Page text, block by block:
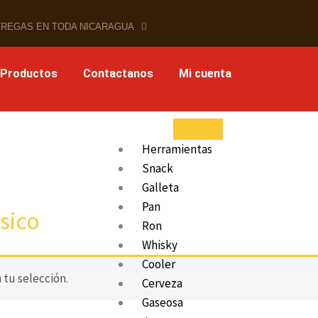
EN TODA NICARAGUA
Contactanos Mi cuenta
Herramientas
Snack
Galleta
Pan
Ron
Whisky
Cooler
Cerveza
Gaseosa
tu selección.